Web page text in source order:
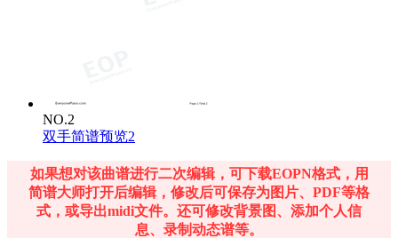
NO.2
双手简谱预览2
如果想对该曲谱进行二次编辑，可下载EOPN格式，用
简谱大师打开后编辑，修改后可保存为图片、PDF等格
式，或导出midi文件。还可修改背景图、添加个人信
息、录制动态谱等。